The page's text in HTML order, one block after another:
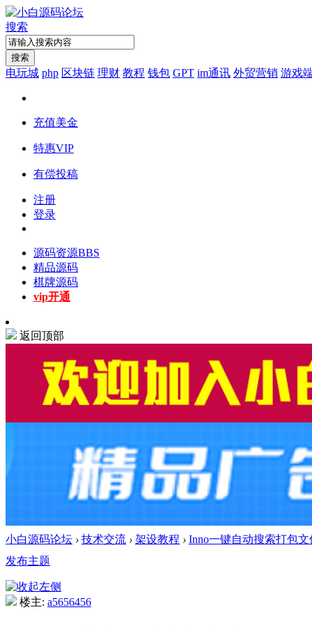
搜索
搜索
电玩城 php 区块链 理财 教程 钱包 GPT im通讯 外贸营销 游戏
充值美金
特惠VIP
有偿投稿
注册
登录
源码资源BBS
精品源码
棋牌源码
vip开通
返回顶部
小白源码论坛 › 技术交流 › 架设教程 › Inno一键自动搜索打包
发布主题
楼主: a5656456